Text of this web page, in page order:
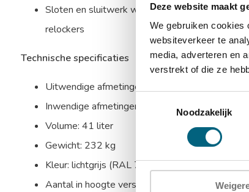
Deze website maakt
We gebruiken cookies
websiteverkeer te
media, adverteren en
verstrekt of die ze
Noodzakelijk
Sloten en sluitwerk worden beschermd door
relockers
Technische specificaties
Uitwendige afmetingen: 506 x 632 x 573 mm
Inwendige afmetingen: 271 x 460 x 331 mm
Volume: 41 liter
Gewicht: 232 kg
Kleur: lichtgrijs (RAL 7035)
Aantal in hoogte verstelbare uitneembare